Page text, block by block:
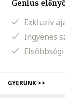
Genius
Exkluzív
Ingyenes
GYERÜNK >>